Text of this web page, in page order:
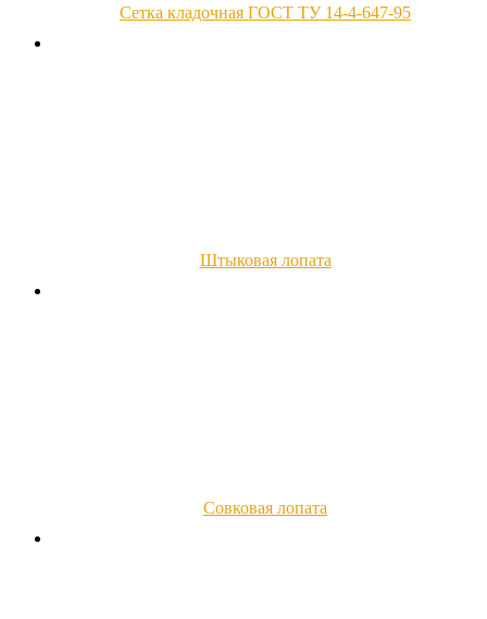
Сетка кладочная ГОСТ ТУ 14-4-647-95
Штыковая лопата
Совковая лопата